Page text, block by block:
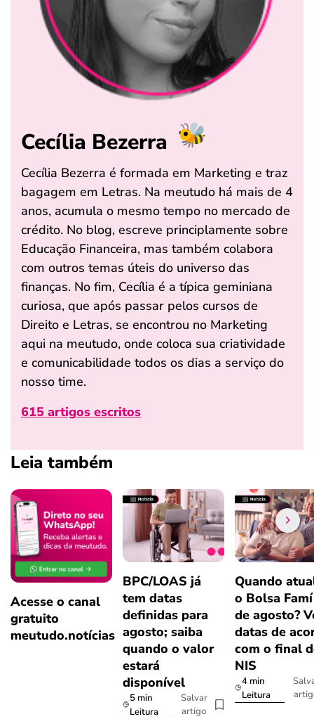
Cecília Bezerra
Cecília Bezerra é formada em Marketing e traz
bagagem em Letras. Na meutudo há mais de 4
anos, acumula o mesmo tempo no mercado de
crédito. No blog, escreve principlamente sobre
Educação Financeira, mas também colabora
com outros temas úteis do universo das
finanças. No fim, Cecília é a típica geminiana
curiosa, que após passar pelos cursos de
Direito e Letras, se encontrou no Marketing
aqui na meutudo, onde coloca sua criatividade
e comunicabilidade todos os dias a serviço do
nosso time.
615 artigos escritos
Leia também
Acesse o canal
gratuito
meutudo.notícias
BPC/LOAS já
tem datas
definidas para
agosto; saiba
quando o valor
estará
disponível
5 min
Leitura
Salvar
artigo
Quando
o Bolsa
de agosto?
datas de
com o final
NIS
4 min
Leitura